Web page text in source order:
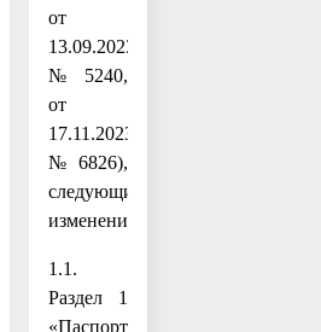
от
13.09.2023
№ 5240,
от
17.11.2023
№ 6826),
следующие
изменения:
1.1.
Раздел 1
«Паспорт